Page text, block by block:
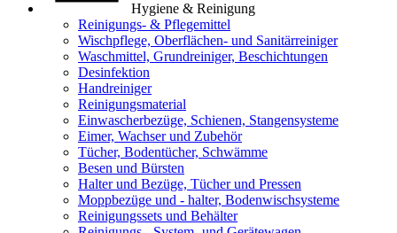
Hygiene & Reinigung
Reinigungs- & Pflegemittel
Wischpflege, Oberflächen- und Sanitärreiniger
Waschmittel, Grundreiniger, Beschichtungen
Desinfektion
Handreiniger
Reinigungsmaterial
Einwascherbezüge, Schienen, Stangensysteme
Eimer, Wachser und Zubehör
Tücher, Bodentücher, Schwämme
Besen und Bürsten
Halter und Bezüge, Tücher und Pressen
Moppbezüge und - halter, Bodenwischsysteme
Reinigungssets und Behälter